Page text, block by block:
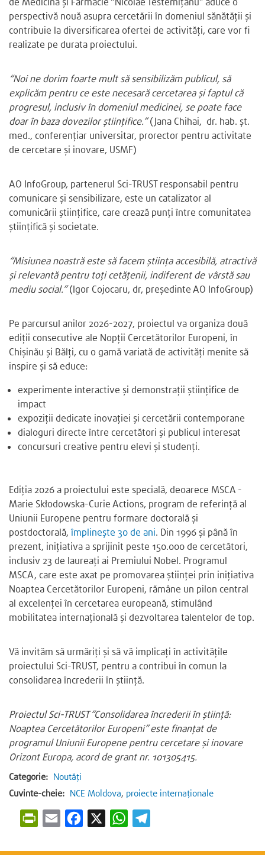
perspectivă nouă asupra cercetării în domeniul sănătății și
contribuie la diversificarea ofertei de activități, care vor fi
realizate pe durata proiectului.
“Noi ne dorim foarte mult să sensibilizăm publicul, să
explicăm pentru ce este necesară cercetarea și faptul că
progresul, inclusiv în domeniul medicinei, se poate face
doar în baza dovezilor științifice.”(Jana Chihai, dr. hab. șt.
med., conferențiar universitar, prorector pentru activitate
de cercetare și inovare, USMF)
AO InfoGroup, partenerul Sci-TRUST responsabil pentru
comunicare și sensibilizare, este un catalizator al
comunicării științifice, care crează punți între comunitatea
științifică și societate.
“Misiunea noastră este să facem știința accesibilă, atractivă
și relevantă pentru toți cetățenii, indiferent de vârstă sau
mediu social.”(Igor Cojocaru, dr, președinte AO InfoGroup)
Pe parcursul anilor 2026-2027, proiectul va organiza două
ediții consecutive ale Nopții Cercetătorilor Europeni, în
Chișinău și Bălți, cu o gamă variată de activități menite să
inspire și să educe:
experimente interactive și demonstrații științifice de
impact
expoziții dedicate inovației și cercetării contemporane
dialoguri directe între cercetători și publicul interesat
concursuri creative pentru elevi și studenți.
Ediția 2026 a proiectului este specială, deoarece MSCA -
Marie Skłodowska-Curie Actions, program de referință al
Uniunii Europene pentru formare doctorală și
postdoctorală, împlinește 30 de ani. Din 1996 și până în
prezent, inițiativa a sprijinit peste 150.000 de cercetători,
inclusiv 23 de laureați ai Premiului Nobel. Programul
MSCA, care este axat pe promovarea științei prin inițiativa
Noaptea Cercetătorilor Europeni, rămâne un pilon central
al excelenței în cercetarea europeană, stimulând
mobilitatea internațională și dezvoltarea talentelor de top.
Vă invităm să urmăriți și să vă implicați în activitățile
proiectului Sci-TRUST, pentru a contribui în comun la
consolidarea încrederii în știință.
Proiectul Sci-TRUST “Consolidarea încrederii în știință:
Noaptea Cercetătorilor Europeni” este finanțat de
programul Uniunii Europene pentru cercetare și inovare
Orizont Europa, acord de grant nr. 101305415.
Categorie: Noutăți
Cuvinte-cheie: NCE Moldova, proiecte internaționale
P
n
m
i
e
X
W
h
t
e